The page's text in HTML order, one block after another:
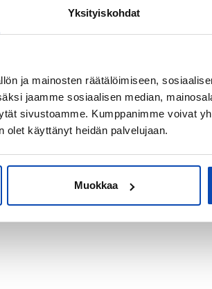
Yksityiskohdat
ja mainosten räätälöimiseen,
jaamme sosiaalisen median,
sivustoamme. Kumppanimme voivat
olet käyttänyt heidän palvelujaan.
Muokkaa